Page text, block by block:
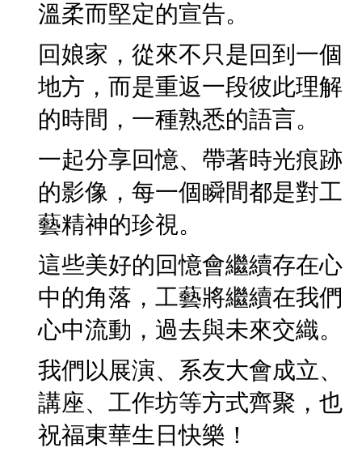
溫柔而堅定的宣告。
回娘家，從來不只是回到一個
地方，而是重返一段彼此理解
的時間，一種熟悉的語言。
一起分享回憶、帶著時光痕跡
的影像，每一個瞬間都是對工
藝精神的珍視。
這些美好的回憶會繼續存在心
中的角落，工藝將繼續在我們
心中流動，過去與未來交織。
我們以展演、系友大會成立、
講座、工作坊等方式齊聚，也
祝福東華生日快樂！